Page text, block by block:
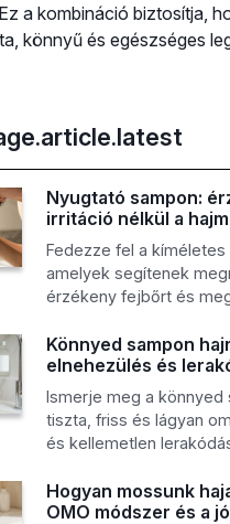
a kombináció biztosítja,
könnyű és egészséges
Nyugtató sampon:
irritáció nélkül a
Fedezze fel a kíméletes
amelyek segítenek
érzékeny fejbőrt és
Könnyed sampon
elnehezülés és
Ismerje meg a könnyed
tiszta, friss és lágyan
és kellemetlen
Hogyan mossunk
OMO módszer és a